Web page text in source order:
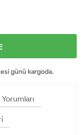
günü kargoda.